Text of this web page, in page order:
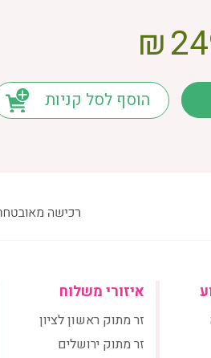
₪
הוסף לסל קניות
איזורי משלוח
זר מתוק ראשון לציון
זר מתוק ירושלים